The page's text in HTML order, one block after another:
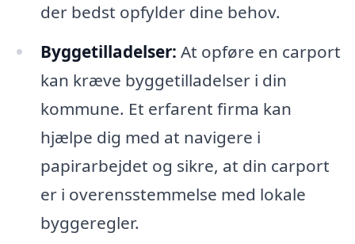
der bedst opfylder dine behov.
Byggetilladelser: At opføre en carport
kan kræve byggetilladelser i din
kommune. Et erfarent firma kan
hjælpe dig med at navigere i
papirarbejdet og sikre, at din carport
er i overensstemmelse med lokale
byggeregler.